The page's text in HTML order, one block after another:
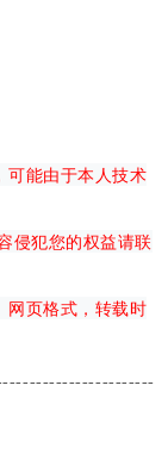
可能由于本人技术
侵犯您的权益请联
网页格式，转载时